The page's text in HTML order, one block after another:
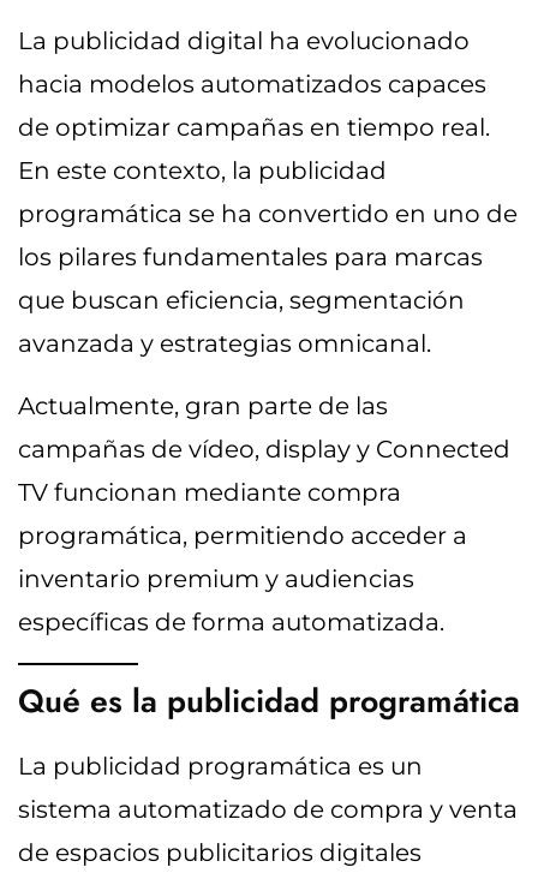
La publicidad digital ha evolucionado
hacia modelos automatizados capaces
de optimizar campañas en tiempo real.
En este contexto, la publicidad
programática se ha convertido en uno de
los pilares fundamentales para marcas
que buscan eficiencia, segmentación
avanzada y estrategias omnicanal.
Actualmente, gran parte de las
campañas de vídeo, display y Connected
TV funcionan mediante compra
programática, permitiendo acceder a
inventario premium y audiencias
específicas de forma automatizada.
Qué es la publicidad programática
La publicidad programática es un
sistema automatizado de compra y venta
de espacios publicitarios digitales